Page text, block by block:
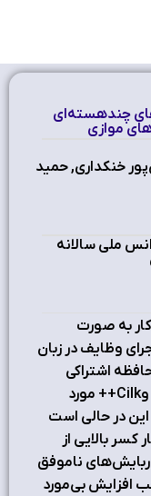
چندهسته‌ای
موازی
خنکداری, حمید
ملی سالانه
کار به صورت
وظایف در زبان
اشتراکی
مانند OpenMP، TBB وCilk++ مورد
این در حالی است
کسر بالایی از
ربایش‌های ناموفق
بی‌مورد